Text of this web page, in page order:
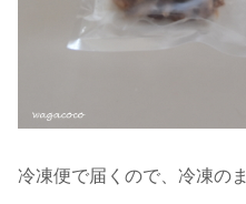
冷凍便で届くので、冷凍の